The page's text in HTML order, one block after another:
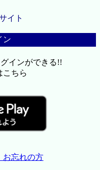
イト
ン
インができる!!
こちら
お忘れの方